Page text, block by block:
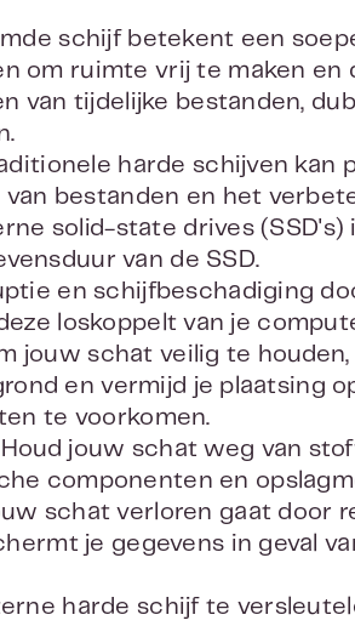
schijf betekent een
om ruimte vrij te maken en
van tijdelijke bestanden,
harde schijven kan
bestanden en het
solid-state drives
van de SSD.
en schijfbeschadiging
loskoppelt van je
jouw schat veilig te
en vermijd je plaatsing
te voorkomen.
Houd jouw schat weg van
componenten en
schat verloren gaat door
je gegevens in geval
harde schijf te